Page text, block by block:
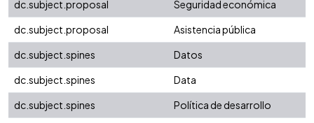
dc.subject.proposal
Seguridad económica
dc.subject.proposal
Asistencia pública
dc.subject.spines
Datos
dc.subject.spines
Data
dc.subject.spines
Política de desarrollo